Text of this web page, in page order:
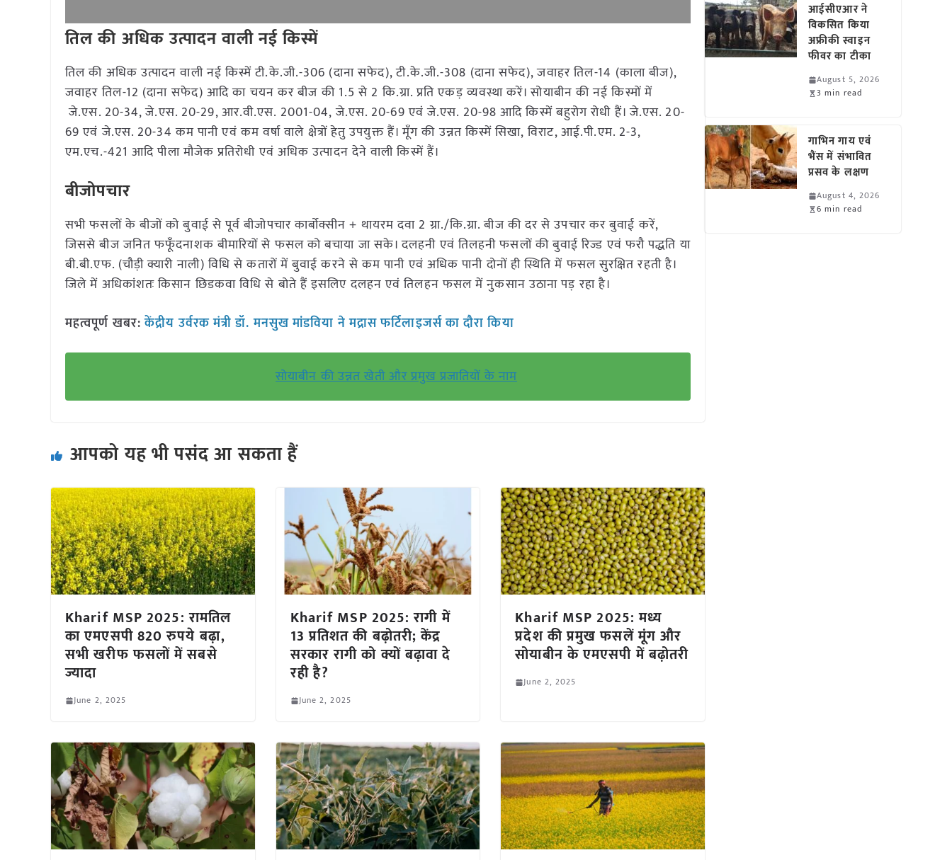
तिल की अधिक उत्पादन वाली नई किस्में
तिल की अधिक उत्पादन वाली नई किस्में टी.के.जी.-306 (दाना सफेद), टी.के.जी.-308 (दाना सफेद), जवाहर तिल-14 (काला बीज),
जवाहर तिल-12 (दाना सफेद) आदि का चयन कर बीज की 1.5 से 2 कि.ग्रा. प्रति एकड़ व्यवस्था करें। सोयाबीन की नई किस्मों में
जे.एस. 20-34, जे.एस. 20-29, आर.वी.एस. 2001-04, जे.एस. 20-69 एवं जे.एस. 20-98 आदि किस्में बहुरोग रोधी हैं। जे.एस. 20-
69 एवं जे.एस. 20-34 कम पानी एवं कम वर्षा वाले क्षेत्रों हेतु उपयुक्त हैं। मूँग की उन्नत किस्में सिखा, विराट, आई.पी.एम. 2-3,
एम.एच.-421 आदि पीला मौजेक प्रतिरोधी एवं अधिक उत्पादन देने वाली किस्में हैं।
बीजोपचार
सभी फसलों के बीजों को बुवाई से पूर्व बीजोपचार कार्बोक्सीन + थायरम दवा 2 ग्रा./कि.ग्रा. बीज की दर से उपचार कर बुवाई करें,
जिससे बीज जनित फफूँदनाशक बीमारियों से फसल को बचाया जा सके। दलहनी एवं तिलहनी फसलों की बुवाई रिज्ड एवं फरौ पद्धति या
बी.बी.एफ. (चौड़ी क्यारी नाली) विधि से कतारों में बुवाई करने से कम पानी एवं अधिक पानी दोनों ही स्थिति में फसल सुरक्षित रहती है।
जिले में अधिकांशतः किसान छिडकवा विधि से बोते हैं इसलिए दलहन एवं तिलहन फसल में नुकसान उठाना पड़ रहा है।
महत्वपूर्ण खबर:केंद्रीय उर्वरक मंत्री डॉ. मनसुख मांडविया ने मद्रास फर्टिलाइजर्स का दौरा किया
सोयाबीन की उन्नत खेती और प्रमुख प्रजातियों के नाम
आपको यह भी पसंद आ सकता हैं
Kharif MSP 2025: रामतिल
का एमएसपी 820 रुपये बढ़ा,
सभी खरीफ फसलों में सबसे
ज्यादा
June 2, 2025
Kharif MSP 2025: रागी में
13 प्रतिशत की बढ़ोतरी; केंद्र
सरकार रागी को क्यों बढ़ावा दे
रही है?
June 2, 2025
Kharif MSP 2025: मध्य
प्रदेश की प्रमुख फसलें मूंग और
सोयाबीन के एमएसपी में बढ़ोतरी
June 2, 2025
आईसीएआर ने
विकसित किया
अफ्रीकी स्वाइन
फीवर का टीका
August 5, 2026
3 min read
गाभिन गाय एवं
भैंस में संभावित
प्रसव के लक्षण
August 4, 2026
6 min read